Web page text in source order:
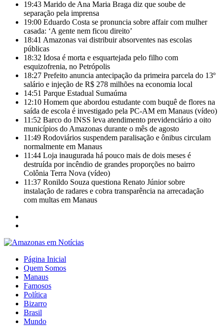
19:43 Marido de Ana Maria Braga diz que soube de
separação pela imprensa
19:00 Eduardo Costa se pronuncia sobre affair com mulher
casada: ‘A gente nem ficou direito’
18:41 Amazonas vai distribuir absorventes nas escolas
públicas
18:32 Idosa é morta e esquartejada pelo filho com
esquizofrenia, no Petrópolis
18:27 Prefeito anuncia antecipação da primeira parcela do 13º
salário e injeção de R$ 278 milhões na economia local
14:51 Parque Estadual Sumaúma
12:10 Homem que abordou estudante com buquê de flores na
saída de escola é investigado pela PC-AM em Manaus (vídeo)
11:52 Barco do INSS leva atendimento previdenciário a oito
municípios do Amazonas durante o mês de agosto
11:49 Rodoviários suspendem paralisação e ônibus circulam
normalmente em Manaus
11:44 Loja inaugurada há pouco mais de dois meses é
destruída por incêndio de grandes proporções no bairro
Colônia Terra Nova (vídeo)
11:37 Ronildo Souza questiona Renato Júnior sobre
instalação de radares e cobra transparência na arrecadação
com multas em Manaus
Página Inicial
Quem Somos
Manaus
Famosos
Política
Bizarro
Brasil
Mundo